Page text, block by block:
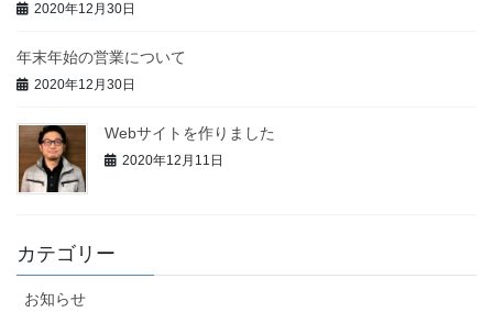
2020年12月30日
年末年始の営業について
2020年12月30日
Webサイトを作りました
2020年12月11日
カテゴリー
お知らせ